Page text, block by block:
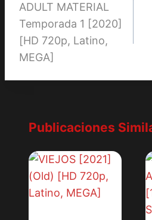
de
entradas
ADULT MATERIAL
Temporada 1 [2020]
[HD 720p, Latino,
MEGA]
Publicaciones